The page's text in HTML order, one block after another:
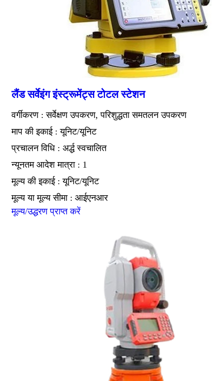
लैंड सर्वेइंग इंस्ट्रूमेंट्स टोटल स्टेशन
वर्गीकरण : सर्वेक्षण उपकरण, परिशुद्धता समतलन उपकरण
माप की इकाई : यूनिट/यूनिट
प्रचालन विधि : अर्द्ध स्वचालित
न्यूनतम आदेश मात्रा : 1
मूल्य की इकाई : यूनिट/यूनिट
मूल्य या मूल्य सीमा : आईएनआर
मूल्य/उद्धरण प्राप्त करें